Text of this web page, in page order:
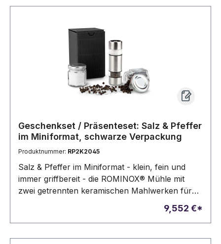
Geschenkset / Präsenteset: Salz & Pfeffer
im Miniformat, schwarze Verpackung
Produktnummer: RP2K2045
Salz & Pfeffer im Miniformat - klein, fein und
immer griffbereit - die ROMINOX® Mühle mit
zwei getrennten keramischen Mahlwerken für
Salz und Pfeffer ist direkt kombiniert mit je einem
kleinen Gläschen Salz (ca. 40 g) und Pfeffer (ca.
20 g) - einfach einfüllen und auf den Tisch
stellen. Verpackt ist das Set in einem schwarzen
9,552 €*